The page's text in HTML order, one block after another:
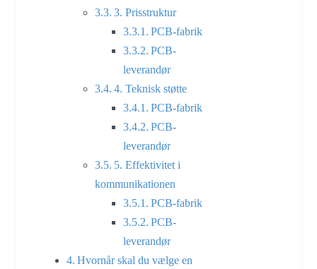
3. Prisstruktur
PCB-fabrik
PCB-
leverandør
4. Teknisk støtte
PCB-fabrik
PCB-
leverandør
5. Effektivitet i
kommunikationen
PCB-fabrik
PCB-
leverandør
Hvornår skal du vælge en